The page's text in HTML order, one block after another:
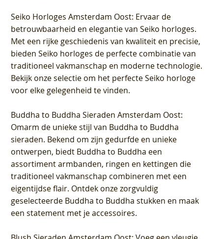
Seiko Horloges Amsterdam Oost: Ervaar de
betrouwbaarheid en elegantie van Seiko horloges.
Met een rijke geschiedenis van kwaliteit en precisie,
bieden Seiko horloges de perfecte combinatie van
traditioneel vakmanschap en moderne technologie.
Bekijk onze selectie om het perfecte Seiko horloge
voor elke gelegenheid te vinden.
Buddha to Buddha Sieraden Amsterdam Oost:
Omarm de unieke stijl van Buddha to Buddha
sieraden. Bekend om zijn gedurfde en unieke
ontwerpen, biedt Buddha to Buddha een
assortiment armbanden, ringen en kettingen die
traditioneel vakmanschap combineren met een
eigentijdse flair. Ontdek onze zorgvuldig
geselecteerde Buddha to Buddha stukken en maak
een statement met je accessoires.